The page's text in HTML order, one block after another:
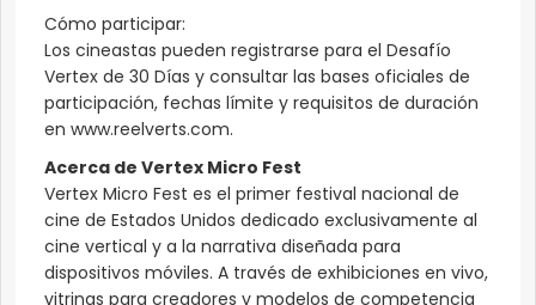
Cómo participar:
Los cineastas pueden registrarse para el Desafío
Vertex de 30 Días y consultar las bases oficiales de
participación, fechas límite y requisitos de duración
en www.reelverts.com.
Acerca de Vertex Micro Fest
Vertex Micro Fest es el primer festival nacional de
cine de Estados Unidos dedicado exclusivamente al
cine vertical y a la narrativa diseñada para
dispositivos móviles. A través de exhibiciones en vivo,
vitrinas para creadores y modelos de competencia